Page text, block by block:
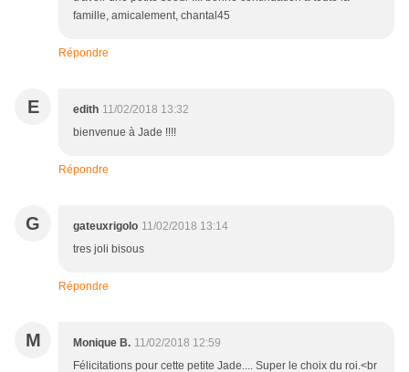
famille, amicalement, chantal45
Répondre
E edith 11/02/2018 13:32
bienvenue à Jade !!!!
Répondre
G gateuxrigolo 11/02/2018 13:14
tres joli bisous
Répondre
M Monique B. 11/02/2018 12:59
Félicitations pour cette petite Jade.... Super le choix du roi.<br